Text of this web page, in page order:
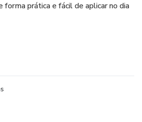
forma prática e fácil de aplicar no dia